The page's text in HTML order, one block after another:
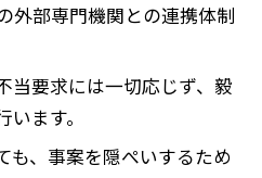
外部専門機関との連携体制
当要求には一切応じず、毅
ます。
も、事案を隠ぺいするため